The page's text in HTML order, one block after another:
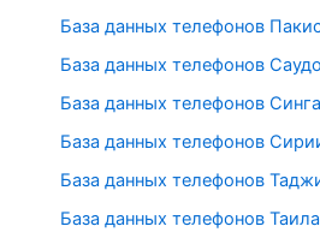
База данных телефонов
База данных телефонов
База данных телефонов
База данных телефонов
База данных телефонов
База данных телефонов